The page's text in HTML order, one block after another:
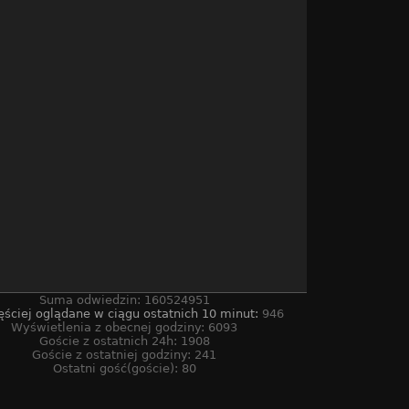
Suma odwiedzin: 160524951
oglądane w ciągu ostatnich 10 minut: 946
Wyświetlenia z obecnej godziny: 6093
Goście z ostatnich 24h: 1908
Goście z ostatniej godziny: 241
Ostatni gość(goście): 80